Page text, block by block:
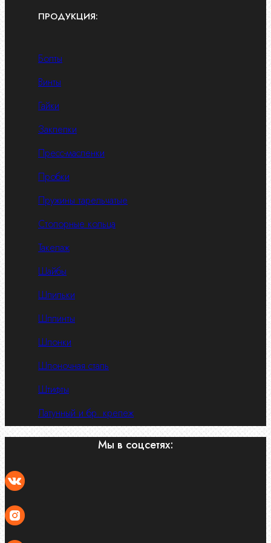
ПРОДУКЦИЯ:
Болты
Винты
Гайки
Заклепки
Пресс-масленки
Пробки
Пружины тарельчатые
Стопорные кольца
Такелаж
Шайбы
Шпильки
Шплинты
Шпонки
Шпоночная сталь
Штифты
Латунный и бр. крепеж
Мы в соцсетях: